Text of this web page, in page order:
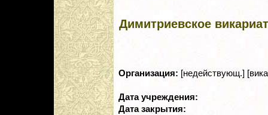
Димитриевское
Организация: [недействующ.]
Дата учреждения:
Дата закрытия: